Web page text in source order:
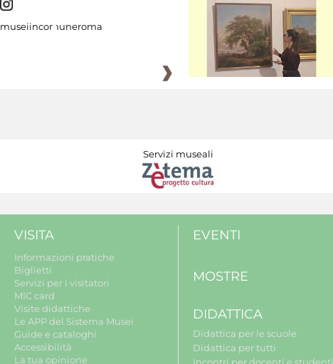
museiincomuneroma
Servizi museali
VISITA
Informazioni pratiche
Biglietti
Servizi per i visitatori
MIC card
Visite didattiche
Le APP del Sistema Musei
Guide e cataloghi
Accessibilità
La tua opinione
EVENTI
MOSTRE
DIDATTICA
Didattica per le scuole
Didattica per tutti